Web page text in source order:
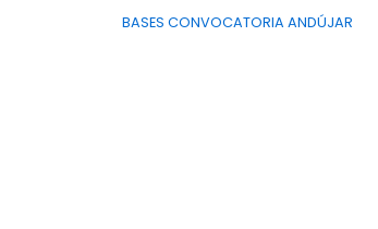
BASES CONVOCATORIA ANDÚJAR